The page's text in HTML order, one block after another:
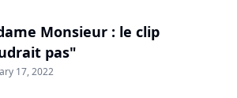
Monsieur : le clip
pas"
17, 2022